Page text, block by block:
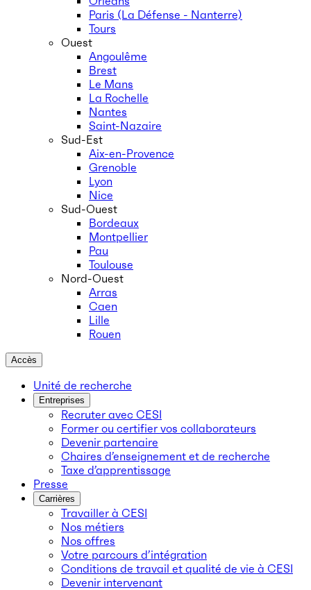
Paris (La Défense - Nanterre)
Tours
Ouest
Angoulême
Brest
Le Mans
La Rochelle
Nantes
Saint-Nazaire
Sud-Est
Aix-en-Provence
Grenoble
Lyon
Nice
Sud-Ouest
Bordeaux
Montpellier
Pau
Toulouse
Nord-Ouest
Arras
Caen
Lille
Rouen
Accès
Unité de recherche
Entreprises
Recruter avec CESI
Former ou certifier vos collaborateurs
Devenir partenaire
Chaires d’enseignement et de recherche
Taxe d’apprentissage
Presse
Carrières
Travailler à CESI
Nos métiers
Nos offres
Votre parcours d’intégration
Conditions de travail et qualité de vie à CESI
Devenir intervenant